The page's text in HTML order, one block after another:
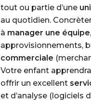
tout ou partie d’une
au quotidien.
à manager une équipe
approvisionnements,
commerciale
Votre enfant
offrir un excellent
et d’analyse (logiciels